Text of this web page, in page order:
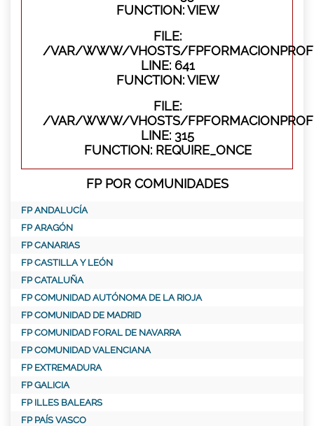
FUNCTION: VIEW
FILE:
/VAR/WWW/VHOSTS/
LINE: 641
FUNCTION: VIEW
FILE:
/VAR/WWW/VHOSTS/
LINE: 315
FUNCTION: REQUIRE_ONCE
FP POR COMUNIDADES
FP ANDALUCÍA
FP ARAGÓN
FP CANARIAS
FP CASTILLA Y LEÓN
FP CATALUÑA
FP COMUNIDAD AUTÓNOMA DE LA RIOJA
FP COMUNIDAD DE MADRID
FP COMUNIDAD FORAL DE NAVARRA
FP COMUNIDAD VALENCIANA
FP EXTREMADURA
FP GALICIA
FP ILLES BALEARS
FP PAÍS VASCO